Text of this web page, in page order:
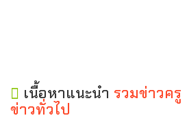
เนื้อหาแนะนำ รวมข่าวครู
ข่าวทั่วไป